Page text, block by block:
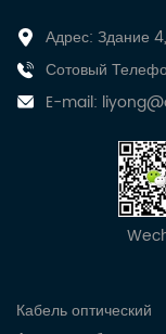
Адрес: Здание
Сотовый
E-mail:
Кабель оптический